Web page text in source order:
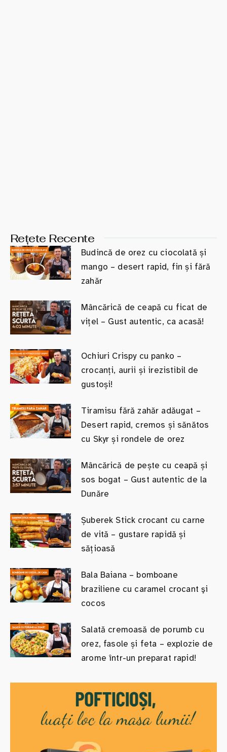
Rețete Recente
Budincă de orez cu ciocolată și
mango – desert rapid, fin și fără
zahăr
Mâncărică de ceapă cu ficat de
vițel – Gust autentic, ca acasă!
Ochiuri Crispy cu panko –
crocanți, aurii și irezistibil de
gustoși!
Tiramisu fără zahăr adăugat –
Desert rapid, cremos și sănătos
cu Skyr și rondele de orez
Mâncărică de pește cu ceapă și
sos bogat – Gust autentic de la
Dunăre
Șuberek Stick crocant cu carne
de vită – gustare rapidă și
sățioasă
Bala Baiana – bomboane
braziliene cu caramel crocant şi
cocos
Salată cremoasă de porumb cu
orez, fasole și feta – explozie de
arome într-un preparat rapid!